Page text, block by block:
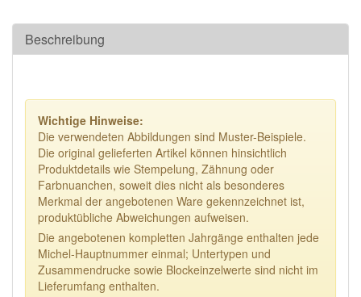
Beschreibung
Wichtige Hinweise:
Die verwendeten Abbildungen sind Muster-Beispiele.
Die original gelieferten Artikel können hinsichtlich
Produktdetails wie Stempelung, Zähnung oder
Farbnuanchen, soweit dies nicht als besonderes
Merkmal der angebotenen Ware gekennzeichnet ist,
produktübliche Abweichungen aufweisen.
Die angebotenen kompletten Jahrgänge enthalten jede
Michel-Hauptnummer einmal; Untertypen und
Zusammendrucke sowie Blockeinzelwerte sind nicht im
Lieferumfang enthalten.